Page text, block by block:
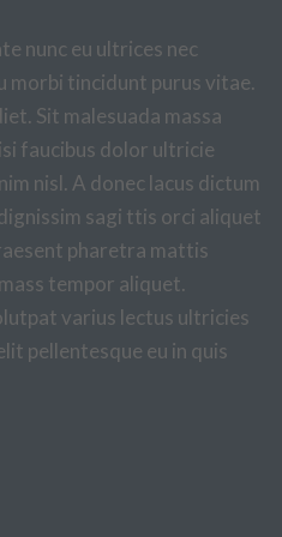
nunc eu ultrices nec
morbi tincidunt purus vitae.
Sit malesuada massa
faucibus dolor ultricie
nisl. A donec lacus dictum
sagi ttis orci aliquet
pharetra mattis
tempor aliquet.
varius lectus ultricies
pellentesque eu in quis